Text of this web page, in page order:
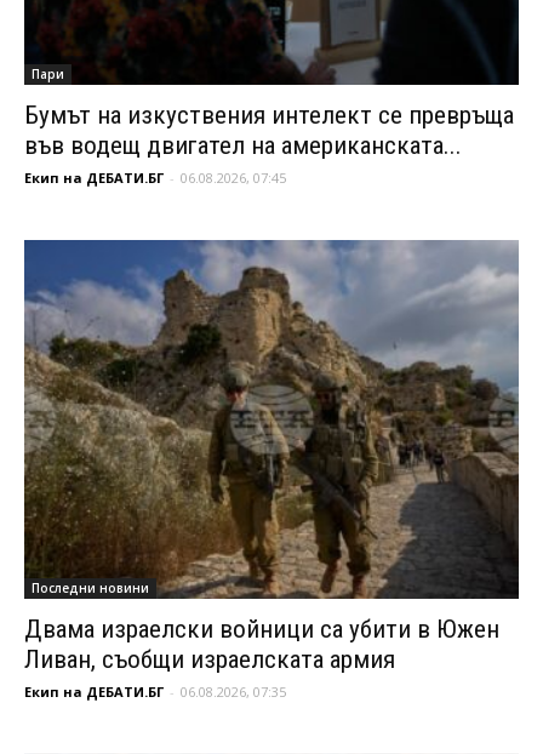
Пари
Бумът на изкуствения интелект се превръща
във водещ двигател на американската...
Екип на ДЕБАТИ.БГ - 06.08.2026, 07:45
Последни новини
Двама израелски войници са убити в Южен
Ливан, съобщи израелската армия
Екип на ДЕБАТИ.БГ - 06.08.2026, 07:35